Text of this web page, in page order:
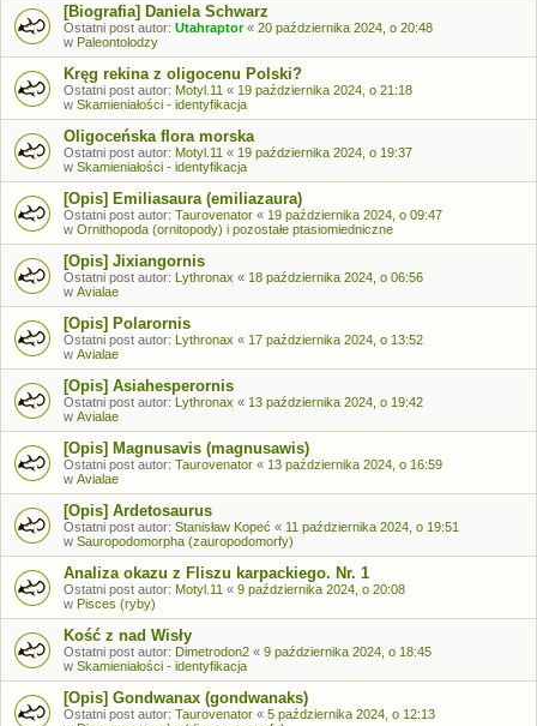
[Biografia] Daniela Schwarz
Ostatni post autor: Utahraptor« 20 października 2024, o 20:48
w Paleontolodzy
Kręg rekina z oligocenu Polski?
Ostatni post autor: Motyl.11 « 19 października 2024, o 21:18
w Skamieniałości - identyfikacja
Oligoceńska flora morska
Ostatni post autor: Motyl.11 « 19 października 2024, o 19:37
w Skamieniałości - identyfikacja
[Opis] Emiliasaura (emiliazaura)
Ostatni post autor: Taurovenator « 19 października 2024, o 09:47
w Ornithopoda (ornitopody) i pozostałe ptasiomiedniczne
[Opis] Jixiangornis
Ostatni post autor: Lythronax « 18 października 2024, o 06:56
w Avialae
[Opis] Polarornis
Ostatni post autor: Lythronax « 17 października 2024, o 13:52
w Avialae
[Opis] Asiahesperornis
Ostatni post autor: Lythronax « 13 października 2024, o 19:42
w Avialae
[Opis] Magnusavis (magnusawis)
Ostatni post autor: Taurovenator « 13 października 2024, o 16:59
w Avialae
[Opis] Ardetosaurus
Ostatni post autor: Stanisław Kopeć « 11 października 2024, o 19:51
w Sauropodomorpha (zauropodomorfy)
Analiza okazu z Fliszu karpackiego. Nr. 1
Ostatni post autor: Motyl.11 « 9 października 2024, o 20:08
w Pisces (ryby)
Kość z nad Wisły
Ostatni post autor: Dimetrodon2 « 9 października 2024, o 18:45
w Skamieniałości - identyfikacja
[Opis] Gondwanax (gondwanaks)
Ostatni post autor: Taurovenator « 5 października 2024, o 12:13